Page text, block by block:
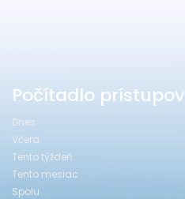
Počítadlo prístupov
Dnes
Včera
Tento týždeň
Tento mesiac
Spolu